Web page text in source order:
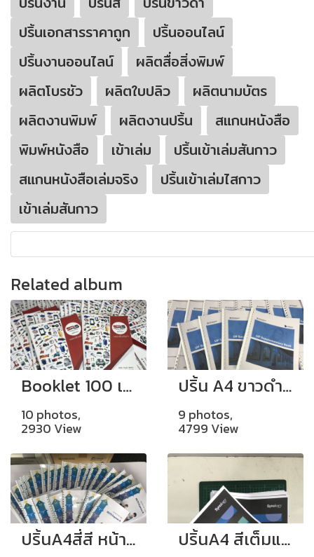
ปริ้นเอกสารราคาถูก
ปริ้นออนไลน์
ปริ้นงานออนไลน์
ผลิตสื่อสิ่งพิมพ์
ผลิตโบรชัว
ผลิตใบปลิว
ผลิตนามบัตร
ผลิตงานพิมพ์
ผลิตงานปริ้น
สแกนหนังสือ
พิมพ์หนังสือ
เข้าเล่ม
ปริ้นเข้าเล่มสันกาว
สแกนหนังสือเล่มจริง
ปริ้นเข้าเล่มไสกาว
เข้าเล่มสันกาว
Related album
Booklet 100 เล่ม ขนาด A4
10 photos,
2930 View
ปริ้น A4 ขาวดำหน้าหลัง ปกสี พร้อมเข้าเล่มกระดูกงู
9 photos,
4799 View
ปริ้นA4สี่สี หน้าหลัง เข้าเล่มกระดูกงู ปริ้นA4 สีเต็มแผ่น เย็บมุม